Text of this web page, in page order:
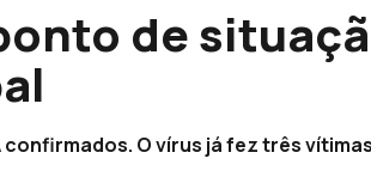
de
confirmados. O vírus já fez três